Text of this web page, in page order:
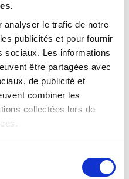
analyser le trafic de notre
publicités et pour fournir
sociaux. Les informations
être partagées avec
de publicité et
combiner les
collectées lors de
unpetit entretien
systèmede
G3
de 92%. La
les normes prescrites
et 90%. Cela
filtres G3 f’air ont
Vous êtes donc